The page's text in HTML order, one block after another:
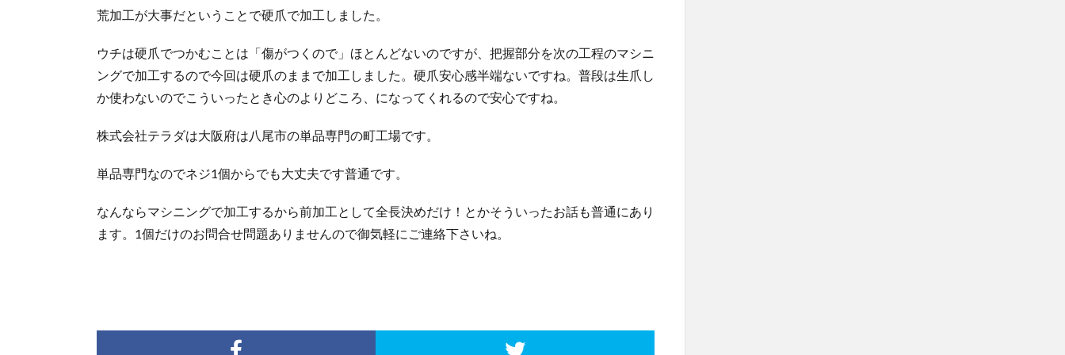
荒加工が大事だということで硬爪で加工しました。
ウチは硬爪でつかむことは「傷がつくので」ほとんどないのですが、把握部分を次の工程のマシニ
ングで加工するので今回は硬爪のままで加工しました。硬爪安心感半端ないですね。普段は生爪し
か使わないのでこういったとき心のよりどころ、になってくれるので安心ですね。
株式会社テラダは大阪府は八尾市の単品専門の町工場です。
単品専門なのでネジ1個からでも大丈夫です普通です。
なんならマシニングで加工するから前加工として全長決めだけ！とかそういったお話も普通にあり
ます。1個だけのお問合せ問題ありませんので御気軽にご連絡下さいね。